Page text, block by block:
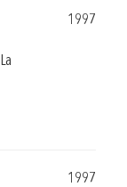
1997
1997